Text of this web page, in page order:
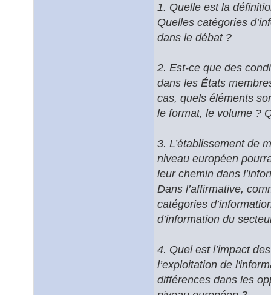
1. Quelle est la
Quelles catégories
dans le débat ?
2. Est-ce que des
dans les États
cas, quels éléments
le format, le volume ?
3. L’établissement de
niveau européen
leur chemin dans
Dans l’affirmative,
catégories
d’information du
4. Quel est l’impact
l’exploitation de
différences dans les